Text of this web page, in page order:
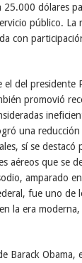
25.000 dólares
público.
con
el del presidente
promovió
una
sí se destacó
aéreos que se
amparado
fue uno de
la era
Barack Obama,